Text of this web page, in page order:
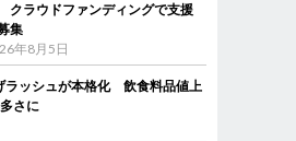
クラウドファンディングで支援
集
年8月5日
ラッシュが本格化 飲食料品値上
さに